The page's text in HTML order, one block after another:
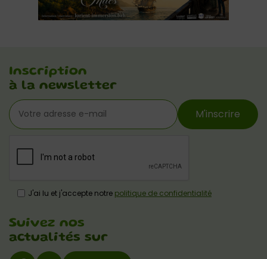
Inscription
à la newsletter
M'inscrire
J'ai lu et j'accepte notre politique de confidentialité
Suivez nos
actualités sur